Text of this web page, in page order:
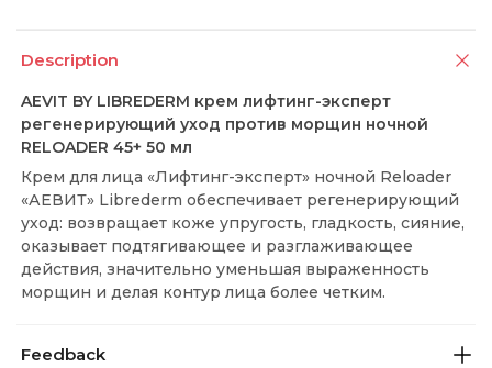
Description
AEVIT BY LIBREDERM крем лифтинг-эксперт
регенерирующий уход против морщин ночной
RELOADER 45+ 50 мл
Крем для лица «Лифтинг-эксперт» ночной Reloader
«АЕВИТ» Librederm обеспечивает регенерирующий
уход: возвращает коже упругость, гладкость, сияние,
оказывает подтягивающее и разглаживающее
действия, значительно уменьшая выраженность
морщин и делая контур лица более четким.
Feedback